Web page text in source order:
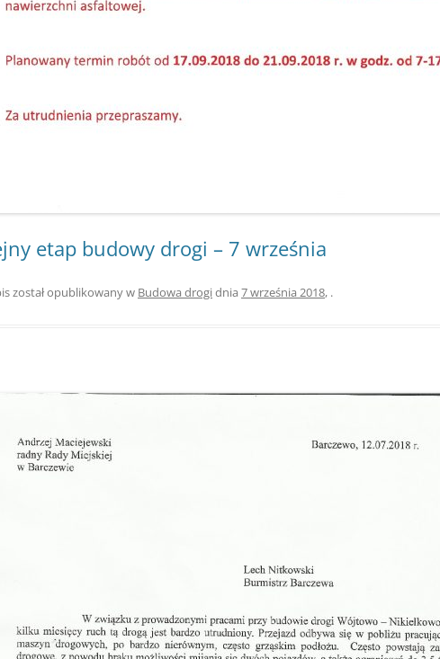
etap budowy drogi – 7 września
został opublikowany w Budowa drogidnia 7 września 2018, .